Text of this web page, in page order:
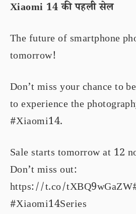
Xiaomi 14 की पहली सेल
The future of smartphone
tomorrow!
Don’t miss your chance to
to experience the
#Xiaomi14.
Sale starts tomorrow at 12
Don’t miss out:
https://t.co/tXBQ9wGaZW
#Xiaomi14Series